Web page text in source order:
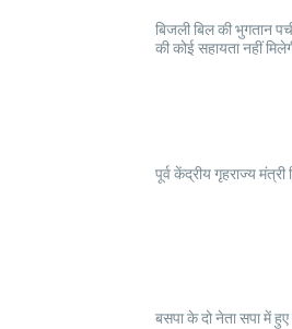
बिजली बिल की भुगतान
की कोई सहायता नहीं
पूर्व केंद्रीय गृहराज्य
बसपा के दो नेता सपा में